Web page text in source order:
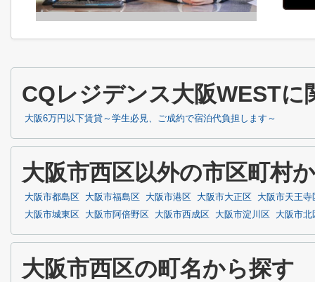
CQレジデンス大阪WEST
大阪6万円以下賃貸～学生必見、ご成約で宿泊代負担します～
大阪市西区以外の市区町村
大阪市都島区 大阪市福島区 大阪市港区 大阪市大正区
大阪市天王寺
大阪市城東区
大阪市阿倍野区 大阪市西成区 大阪市淀川区 大阪市北
大阪市西区の町名から探す